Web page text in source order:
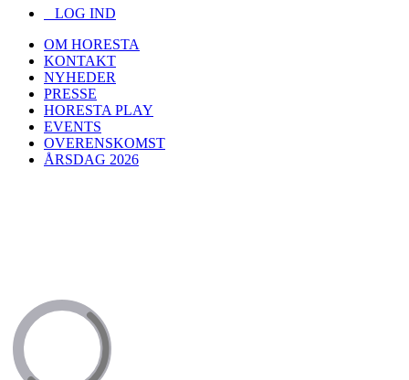
LOG IND
OM HORESTA
KONTAKT
NYHEDER
PRESSE
HORESTA PLAY
EVENTS
OVERENSKOMST
ÅRSDAG 2026